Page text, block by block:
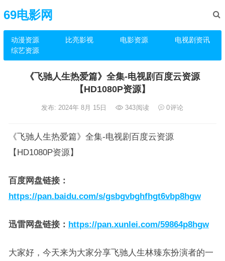
69电影网
动漫资源 比亮影视 电影资源
电视剧资讯
综艺资源
《飞驰人生热爱篇》全集-电视剧百度云资源
【HD1080P资源】
发布: 2024年 8月 15日 343阅读 0评论
《飞驰人生热爱篇》全集-电视剧百度云资源
【HD1080P资源】
百度网盘链接：
https://pan.baidu.com/s/gsbgvbghfhgt6vbp8hgw
迅雷网盘链接： https://pan.xunlei.com/59864p8hgw
大家好，今天来为大家分享飞驰人生林臻东扮演者的一